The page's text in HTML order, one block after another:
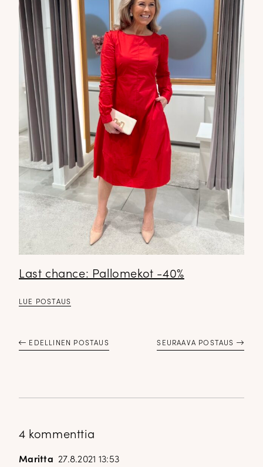
Last chance: Pallomekot -40%
LUE POSTAUS
EDELLINEN POSTAUS SEURAAVA POSTAUS
4 kommenttia
Maritta 27.8.2021 13:53